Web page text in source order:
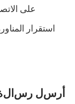
على
استقرار
أر سل ر سال